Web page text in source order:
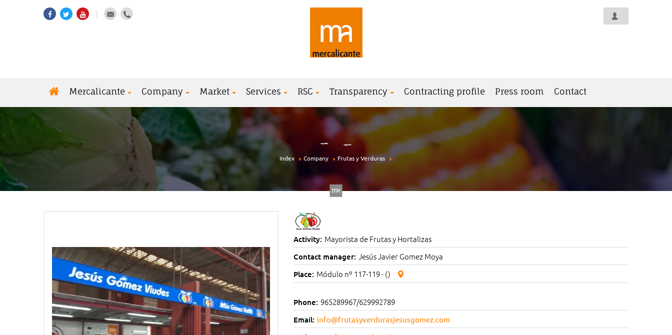
Mercalicante Company Market Services RSC Transparency Contracting profile Press room Contact
Index Company Frutas y Verduras
Activity: Mayorista de Frutas y Hortalizas
Contact manager: Jesús Javier Gomez Moya
Place: Módulo nº 117-119 - ()
Phone: 965289967/629992789
Email: info@frutasyverdurasjesusgomez.com